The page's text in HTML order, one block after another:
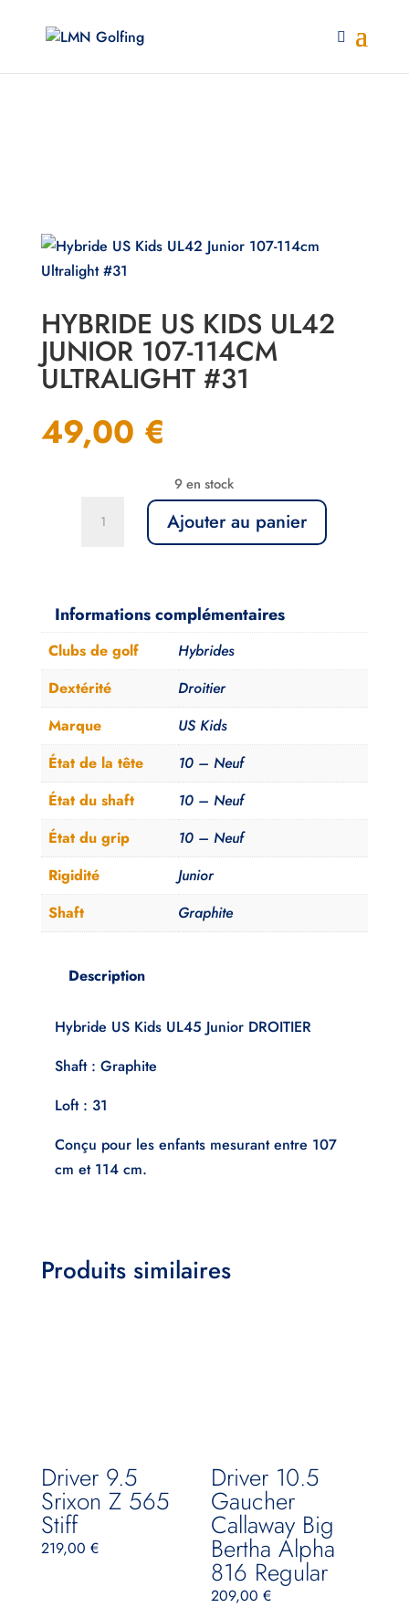
HYBRIDE US KIDS UL42
JUNIOR 107-114CM
ULTRALIGHT #31
49,00 €
9 en stock
Kids
UL42
Junior
107-
114cm
Ultralight
#31
Ajouter au panier
Informations complémentaires
Clubs de golf
Hybrides
Dextérité
Droitier
Marque
US Kids
État de la tête
10 – Neuf
État du shaft
10 – Neuf
État du grip
10 – Neuf
Rigidité
Junior
Shaft
Graphite
Description
Hybride US Kids UL45 Junior DROITIER
Shaft : Graphite
Loft : 31
Conçu pour les enfants mesurant entre 107
cm et 114 cm.
Produits similaires
Driver 9.5
Srixon Z 565
Stiff
219,00 €
Driver 10.5
Gaucher
Callaway Big
Bertha Alpha
816 Regular
209,00€